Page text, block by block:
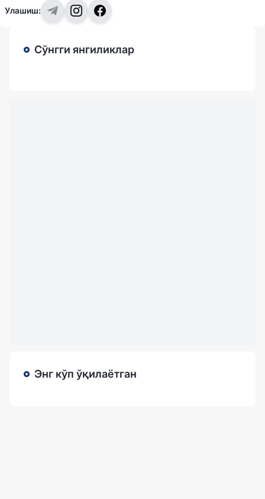
Улашиш:
Сўнгги янгиликлар
Энг кўп ўқилаётган